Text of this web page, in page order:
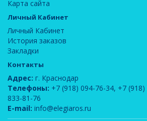
Карта сайта
Личный Кабинет
Личный Кабинет
История заказов
Закладки
Контакты
Адрес: г. Краснодар
Телефоны: +7 (918) 094-76-34, +7
833-81-76
E-mail: info@elegiaros.ru